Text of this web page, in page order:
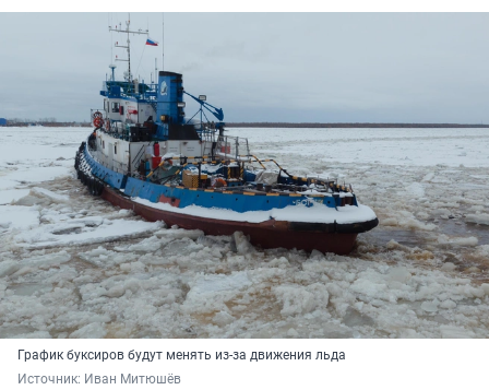
График буксиров будут менять из-за движения льда
Источник: Иван Митюшёв